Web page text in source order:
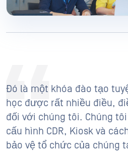
Đó là một khóa đào tạo
học được rất nhiều điều,
đối với chúng tôi. Chúng
cấu hình CDR, Kiosk và
bảo vệ tổ chức của chúng